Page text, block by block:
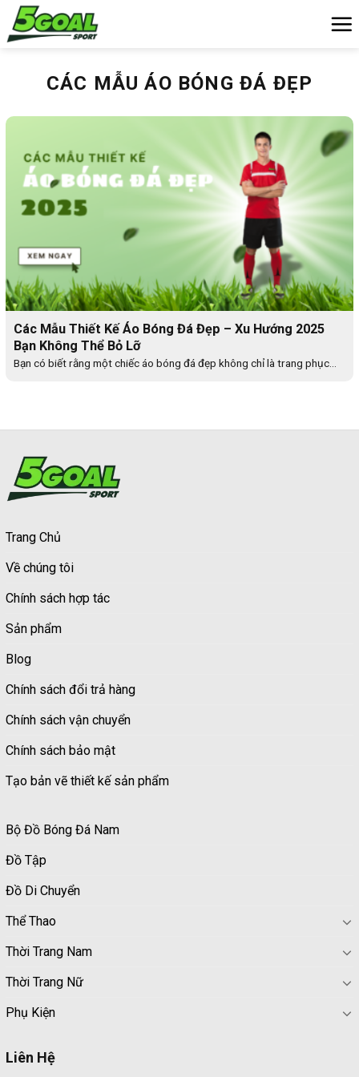
Chuyển
đến
CÁC MẪU ÁO BÓNG ĐÁ ĐẸP
Các Mẫu Thiết Kế Áo Bóng Đá Đẹp – Xu Hướng 2025
Bạn Không Thể Bỏ Lỡ
Bạn có biết rằng một chiếc áo bóng đá đẹp không chỉ là trang phục...
Trang Chủ
Về chúng tôi
Chính sách hợp tác
Sản phẩm
Blog
Chính sách đổi trả hàng
Chính sách vận chuyển
Chính sách bảo mật
Tạo bản vẽ thiết kế sản phẩm
Bộ Đồ Bóng Đá Nam
Đồ Tập
Đồ Di Chuyển
Thể Thao
Thời Trang Nam
Thời Trang Nữ
Phụ Kiện
Liên Hệ